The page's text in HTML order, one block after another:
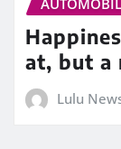
at, but a
Lulu